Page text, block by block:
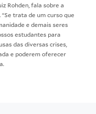
Rohden, fala sobre a
trata de um curso que
e demais seres
estudantes para
das diversas crises,
e poderem oferecer